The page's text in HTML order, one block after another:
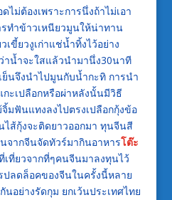
ไม่ต้องเพราะการนึ่งถ้าไม่เอา
รทำข้าวเหนียวมูนให้น่าทาน
ขี้ยวงูเก่าแช่น้ำทิ้งไว้อย่าง
น้ำจะใสแล้วนำมานึ่ง30นาที
นจึงนำไปมูนกับน้ำกะทิ การนำ
กะเปลือกหรือผ่าหลังนั้นมีวิธี
มฟันแทงลงไปตรงเปลือกกุ้งข้อ
ส้กุ้งจะติดยาวออกมา ทุนจีนสี
นจากจีนจัดทัวร์มากินอาหารโต๊ะ
เที่ยวจากที่ๆคนจีนมาลงทุนไว้
ปลดล็อคของจีนในครั้งนี้หลาย
อย่างรัดกุม ยกเว้นประเทศไทย